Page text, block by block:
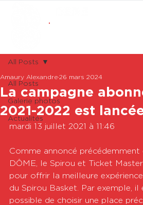
All Posts
Galerie photos
Actualités
All Posts
La campagne
2021-2022 est
Amaury Alexandre 26 mars 2024
mardi 13 juillet 2021 à 11:46
Comme annoncé précédemment
DÔME, le Spirou et Ticket
pour offrir la meilleure
du Spirou Basket. Par exemple, il
possible de choisir une place